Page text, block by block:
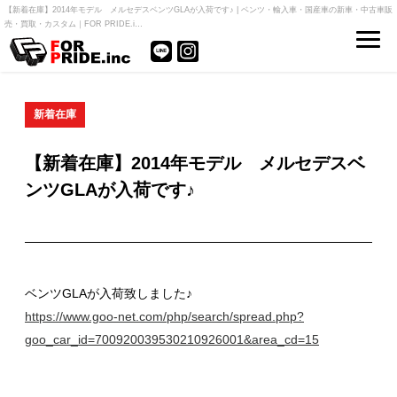
【新着在庫】2014年モデル メルセデスベンツGLAが入荷です♪ | ベンツ・輸入車・国産車の新車・中古車販
売・買取・カスタム｜FOR PRIDE.i…
新着在庫
【新着在庫】2014年モデル メルセデスベ
ンツGLAが入荷です♪
ベンツGLAが入荷致しました♪
https://www.goo-net.com/php/search/spread.php?
goo_car_id=700920039530210926001&area_cd=15